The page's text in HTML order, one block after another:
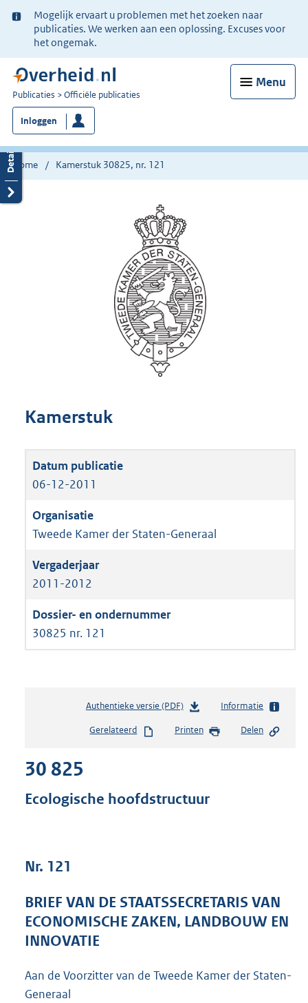
Ter
informatie:
Mogelijk ervaart u problemen met het zoeken naar
publicaties. We werken aan een oplossing. Excuses voor
het ongemak.
Menu
U
bent
nu
hier:
Publicaties Officiële publicaties
Inloggen
Home Kamerstuk 30825, nr. 121
Kamerstuk
06-12-2011
Tweede Kamer der Staten-Generaal
2011-2012
30825 nr. 121
Authentieke versie (PDF)b
s
d
s
e
b
Informatie
Gerelateerd Printen Delen
30 825
Ecologische hoofdstructuur
Nr. 121
BRIEF VAN DE STAATSSECRETARIS VAN
ECONOMISCHE ZAKEN, LANDBOUW EN
INNOVATIE
Aan de Voorzitter van de Tweede Kamer der Staten-
Generaal